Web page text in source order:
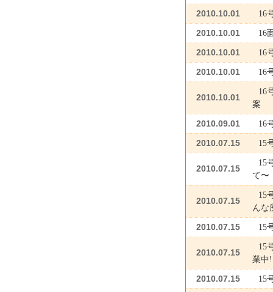
2010.10.01 16
2010.10.01 16
2010.10.01 16
2010.10.01 16
2010.10.01
16
案
2010.09.01 16
2010.07.15 15
2010.07.15
15
て〜
2010.07.15
15
んな
2010.07.15 15
2010.07.15
15
業中
2010.07.15 15